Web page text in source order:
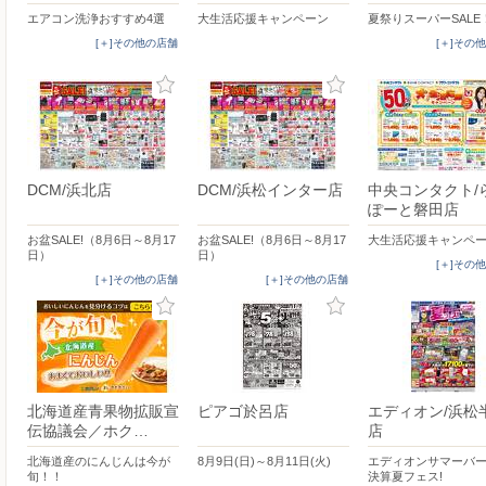
エアコン洗浄おすすめ4選
[＋]その他の店舗
大生活応援キャンペーン 夏祭りスーパーSALE
[＋]その
DCM/浜北店
お盆SALE!（8月6日～8月17
日）
[＋]その他の店舗
DCM/浜松インター店
お盆SALE!（8月6日～8月17
日）
[＋]その他の店舗
中央コンタクト/
ぽーと磐田店
大生活応援キャンペ
[＋]その
北海道産青果物拡販宣
伝協議会／ホク…
北海道産のにんじんは今が
旬！！
ピアゴ於呂店
8月9日(日)～8月11日(火)
エディオン/浜松
店
エディオンサマーバ
決算夏フェス!